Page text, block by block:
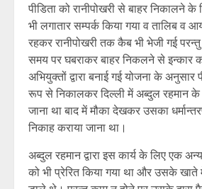
पीडिता को रानीपोखरी से बाहर निकालने के
भी लगातार सम्पर्क किया गया व तालिब व
रहकर रानीपोखरी तक कैब भी भेजी गई परन्तु
समय पर घबराकर बाहर निकलने से इन्कार
अभियुक्तों द्वारा बनाई गई योजना के
रूप से निकालकर दिल्ली में अब्दुल रहमान
जाना था बाद में मौका देखकर उसका
निकाह कराया जाना था।
अब्दुल रहमान द्वारा इस कार्य के लिए एक
को भी प्रेरित किया गया था और उसके